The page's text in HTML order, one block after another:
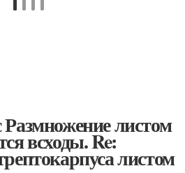
листом
всходы. Re:
листом